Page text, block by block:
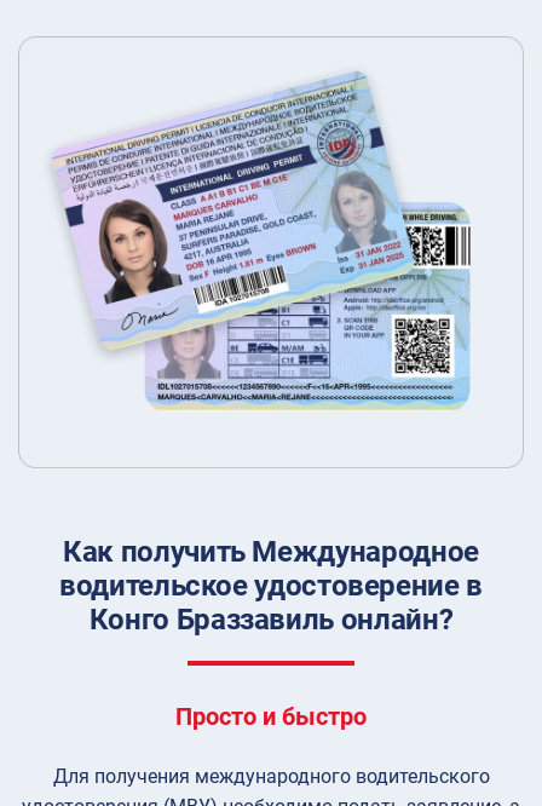
Как получить Международное
водительское удостоверение в
Конго Браззавиль онлайн?
Просто и быстро
Для получения международного водительского